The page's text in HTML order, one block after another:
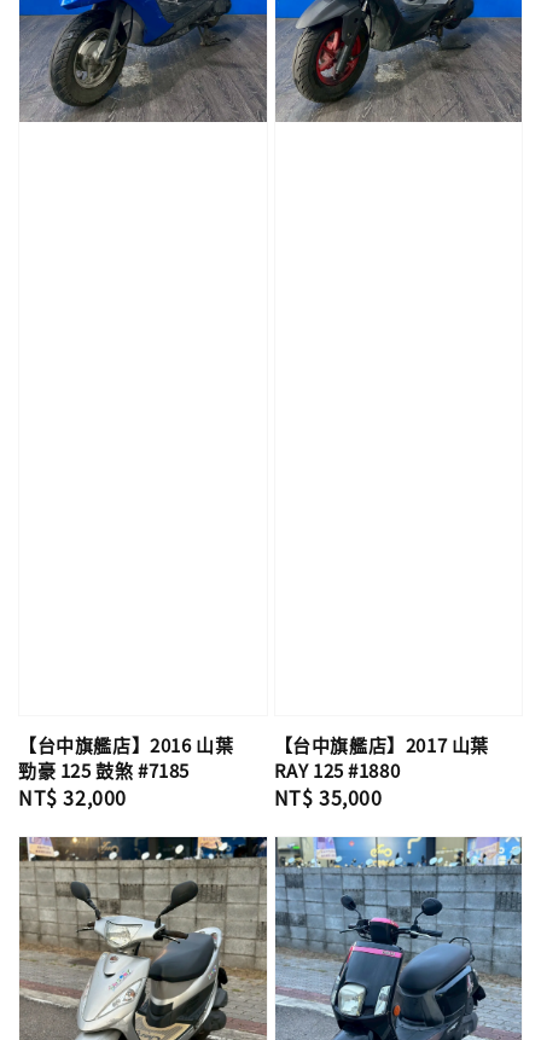
【台中旗艦店】2016 山葉
勁豪 125 鼓煞 #7185
Regular
NT$ 32,000
【台中旗艦店】2017 山葉
RAY 125 #1880
Regular
NT$ 35,000